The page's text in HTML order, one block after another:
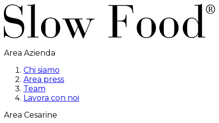
Area Azienda
Chi siamo
Area press
Team
Lavora con noi
Area Cesarine